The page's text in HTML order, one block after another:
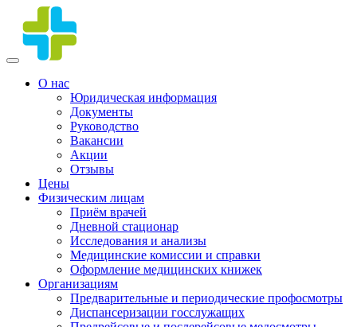
О нас
Юридическая информация
Документы
Руководство
Вакансии
Акции
Отзывы
Цены
Физическим лицам
Приём врачей
Дневной стационар
Исследования и анализы
Медицинские комиссии и справки
Оформление медицинских книжек
Организациям
Предварительные и периодические профосмотры
Диспансеризации госслужащих